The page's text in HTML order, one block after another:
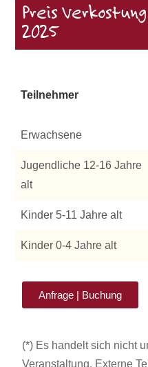
Preis
2025
Teilnehmer
Erwachsene
Jugendliche 12-16 Jahre
alt
Kinder 5-11 Jahre alt
Kinder 0-4 Jahre alt
Anfrage | Buchung
(*) Es handelt sich nicht
Veranstaltung. Externe